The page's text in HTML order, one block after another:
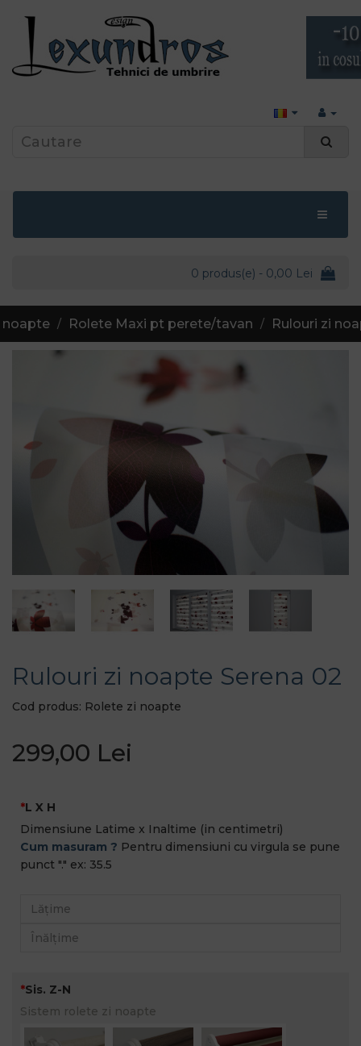
0 produs(e) - 0,00 Lei
noapte Rolete Maxi pt perete/tavan Rulouri zi
Rulouri zi noapte Serena 02
Cod produs: Rolete zi noapte
299,00 Lei
L X H
Dimensiune Latime x Inaltime (in centimetri)
Cum masuram ? Pentru dimensiuni cu virgula se pune
punct "." ex: 35.5
Sis. Z-N
Sistem rolete zi noapte